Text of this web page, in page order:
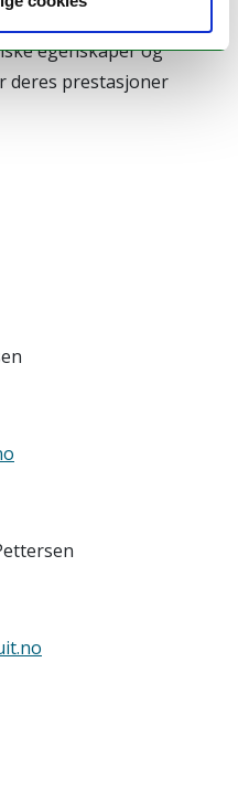
egenskaper og
deres prestasjoner